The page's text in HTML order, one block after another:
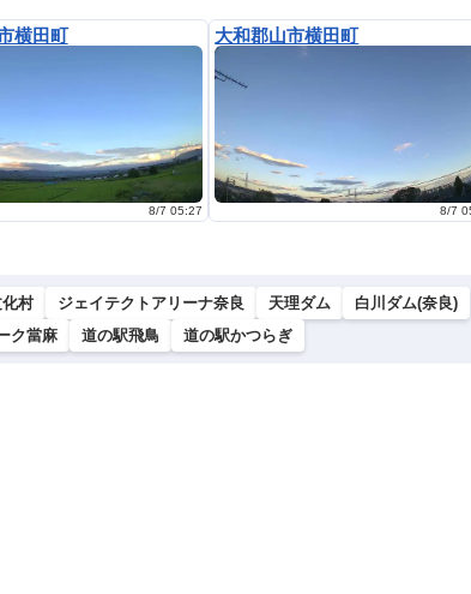
横田町
8/7 05:27
大和郡山市横田町
8/7
村 ジェイテクトアリーナ奈良 天理ダム
白川ダム(奈良)
ク當麻
道の駅飛鳥 道の駅かつらぎ